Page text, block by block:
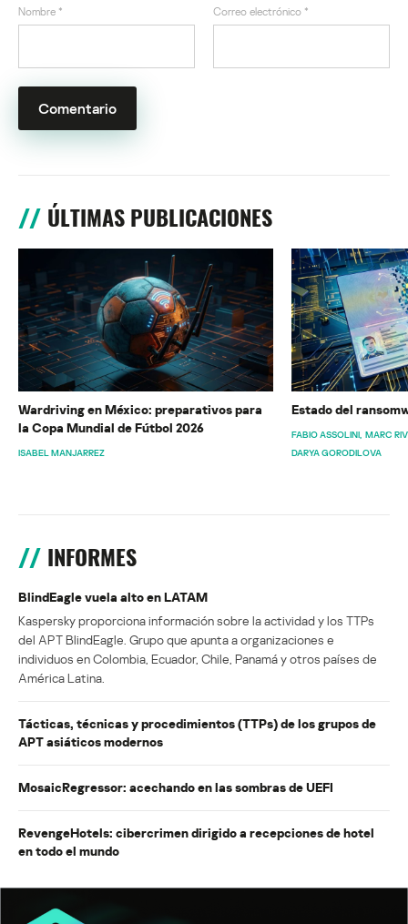
Nombre * Correo electrónico *
ÚLTIMAS PUBLICACIONES
Wardriving en México: preparativos para
la Copa Mundial de Fútbol 2026
ISABEL MANJARREZ
Estado del
FABIO ASSOLINI MARC
DARYA GORODILOVA
INFORMES
BlindEagle vuela alto en LATAM
Kaspersky proporciona información sobre la actividad y los TTPs
del APT BlindEagle. Grupo que apunta a organizaciones e
individuos en Colombia, Ecuador, Chile, Panamá y otros países de
América Latina.
Tácticas, técnicas y procedimientos (TTPs) de los grupos de
APT asiáticos modernos
MosaicRegressor: acechando en las sombras de UEFI
RevengeHotels: cibercrimen dirigido a recepciones de hotel
en todo el mundo